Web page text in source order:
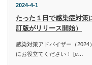
2024-4-1
たった１日で感染症対策
訂版がリリース開始）
感染対策アドバイザー（
にお役立てください！ [e…